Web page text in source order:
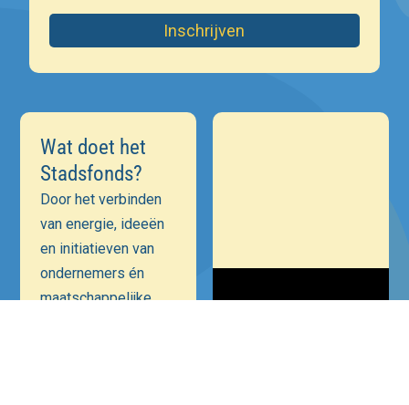
Inschrijven
Wat doet het
Stadsfonds?
Door het verbinden
van energie, ideeën
en initiatieven van
ondernemers én
maatschappelijke